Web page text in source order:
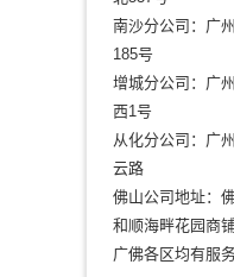
南沙分公司：广
185号
增城分公司：广
西1号
从化分公司：广
云路
佛山公司地址：
和顺海畔花园商
广佛各区均有服